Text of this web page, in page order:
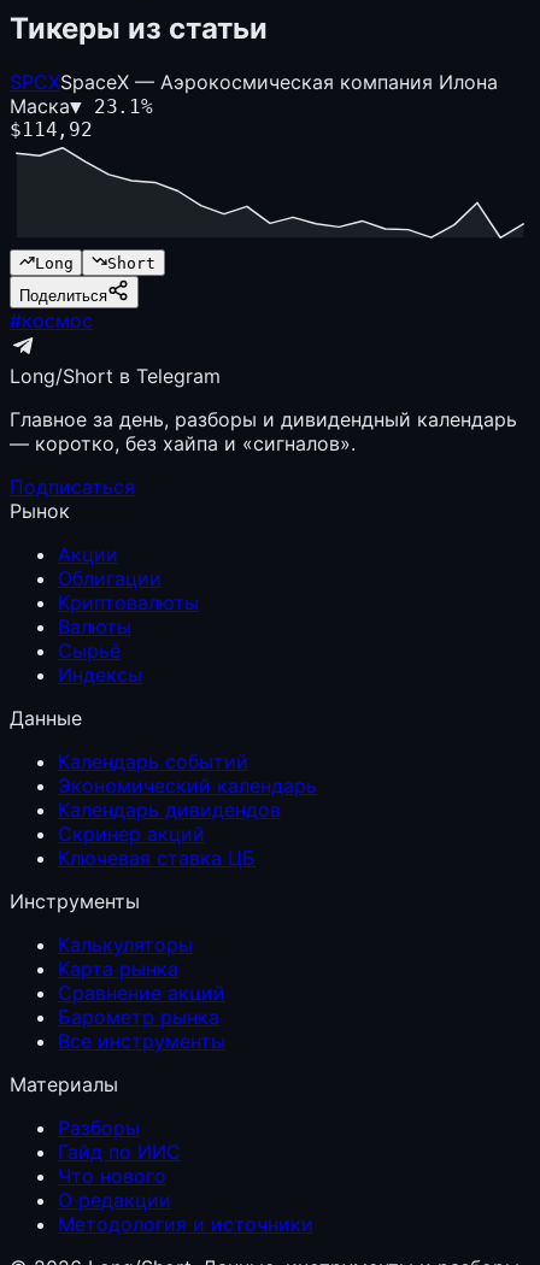
Тикеры из статьи
SPCXSpaceX — Аэрокосмическая компания Илона
Маска▼ 23.1%
$114,92
Long
Short
Поделиться
#космос
Long/Short в Telegram
Главное за день, разборы и дивидендный календарь
— коротко, без хайпа и «сигналов».
Подписаться
Рынок
Акции
Облигации
Криптовалюты
Валюты
Сырьё
Индексы
Данные
Календарь событий
Экономический календарь
Календарь дивидендов
Скринер акций
Ключевая ставка ЦБ
Инструменты
Калькуляторы
Карта рынка
Сравнение акций
Барометр рынка
Все инструменты
Материалы
Разборы
Гайд по ИИС
Что нового
О редакции
Методология и источники